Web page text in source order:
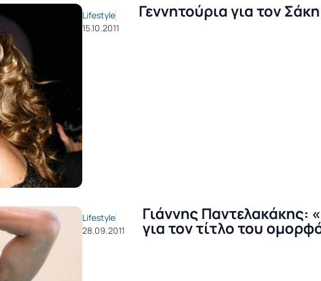
Lifestyle
15.10.2011
Γεννητούρια για τον
Lifestyle
28.09.2011
Γιάννης Παντελακάκης:
για τον τίτλο του